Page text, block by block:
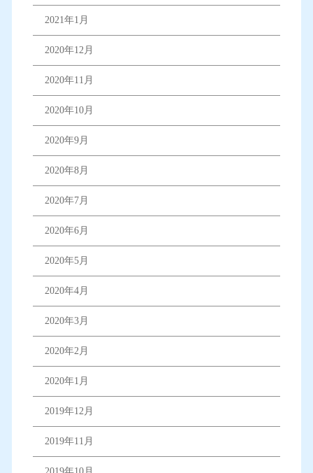
2021年1月
2020年12月
2020年11月
2020年10月
2020年9月
2020年8月
2020年7月
2020年6月
2020年5月
2020年4月
2020年3月
2020年2月
2020年1月
2019年12月
2019年11月